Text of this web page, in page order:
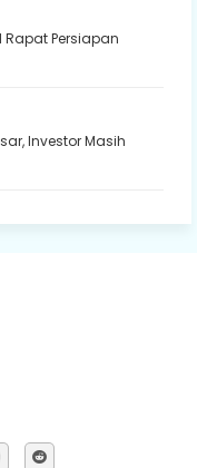
Rapat Persiapan
Investor Masih